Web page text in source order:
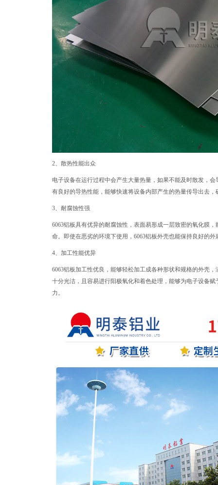
2、散热性能出众
电子设备在运行过程中会产生大量热量，如果不能及时散发，
有良好的导热性能，能够快速将设备内部产生的热量传导出去
3、耐腐蚀性强
6063铝板具有优异的耐腐蚀性，表面易形成一层致密的氧化膜
命。即使在恶劣的环境下使用，6063铝板外壳也能保持良好的
4、加工性能优异
6063铝板加工性优良，能够轻松加工成各种形状和规格的外壳
十分光洁，且容易进行阳极氧化和着色处理，能够为电子设备
力。